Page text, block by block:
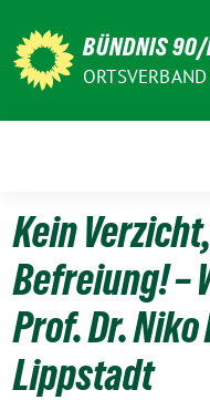
zum
Inhalt
BÜNDNIS 90/
Kein
Befreiung! –
Prof. Dr. Niko
Lippstadt